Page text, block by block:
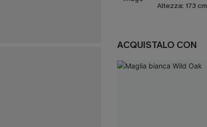
Altezza: 173 cm
ACQUISTALO CON